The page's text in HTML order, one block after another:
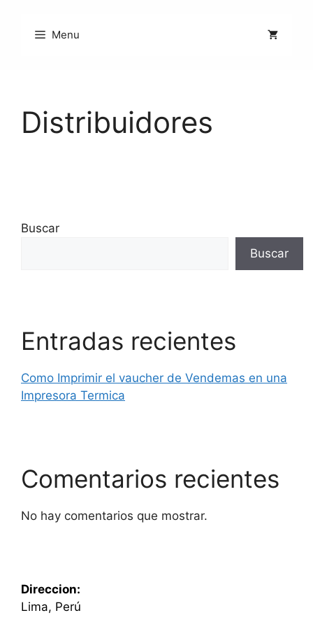
contenido
Menu
Distribuidores
Buscar
Buscar
Entradas recientes
Como Imprimir el vaucher de Vendemas en una
Impresora Termica
Comentarios recientes
No hay comentarios que mostrar.
Direccion:
Lima, Perú